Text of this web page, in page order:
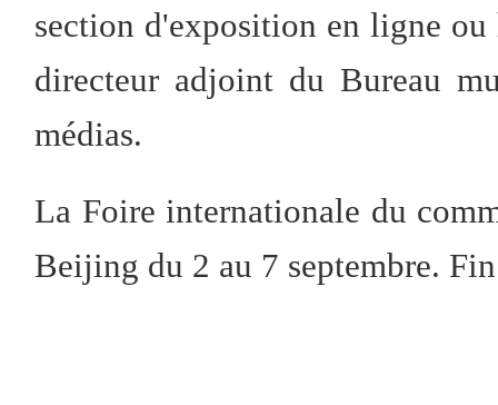
section d'exposition en ligne
directeur adjoint du Bureau
médias.
La Foire internationale du
Beijing du 2 au 7 septembre. Fin